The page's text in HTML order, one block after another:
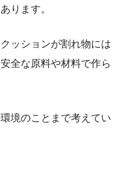
ります。
ッションが割れ物には
全な原料や材料で作ら
境のことまで考えてい